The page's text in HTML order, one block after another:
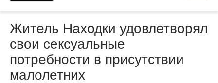
Житель Находки удовлетворял
свои сексуальные
потребности в присутствии
малолетних